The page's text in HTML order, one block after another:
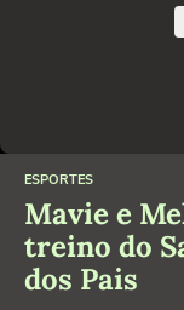
ESPORTES
Mavie e
treino do
dos Pais